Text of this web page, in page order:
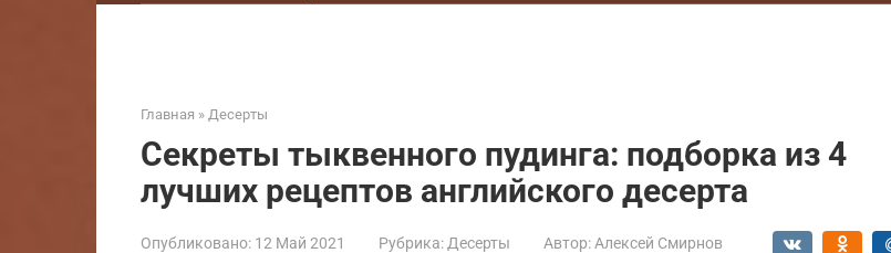
Главная » Десерты
Секреты тыквенного пудинга: подборка из 4
лучших рецептов английского десерта
Опубликовано: 12 Май 2021 Рубрика: Десерты Автор: Алексей Смирнов